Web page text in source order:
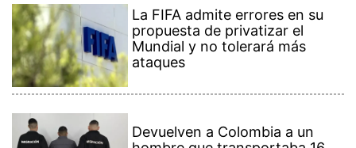
La FIFA admite errores en su
propuesta de privatizar el
Mundial y no tolerará más
ataques
Devuelven a Colombia a un